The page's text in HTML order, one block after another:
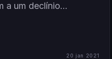
a um declínio…
20 jan 2021